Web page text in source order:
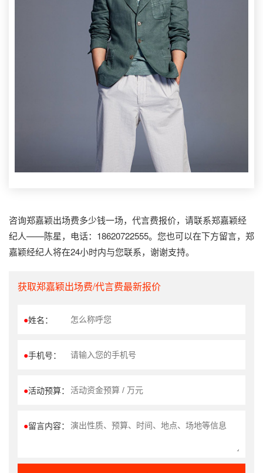
咨询郑嘉颖出场费多少钱一场，代言费报价，请联系郑嘉颖经
纪人——陈星，电话：18620722555。您也可以在下方留言，郑
嘉颖经纪人将在24小时内与您联系，谢谢支持。
获取郑嘉颖出场费/代言费最新报价
●姓名：
●手机号：
●活动预算：
●留言内容：